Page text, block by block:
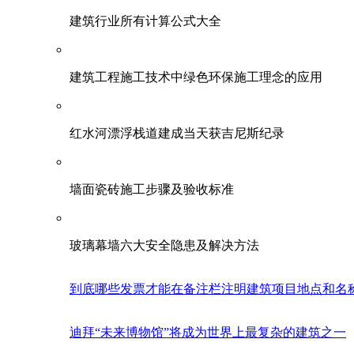
建筑行业所有计算公式大全
建筑工程施工技术中绿色环保施工理念的应用
红水河漂浮栈道建成当天获吉尼斯纪录
墙面瓷砖施工步骤及验收标准
玻璃幕墙六大安全隐患及解决方法
到底哪些发票才能在备注栏注明建筑项目地点和名
迪拜“未来博物馆”将成为世界上最复杂的建筑之一